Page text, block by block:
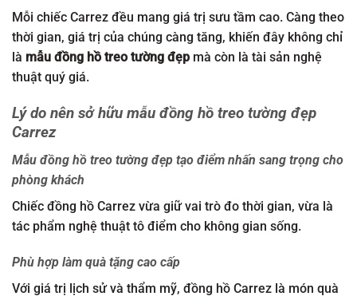
Mỗi chiếc Carrez đều mang giá trị sưu tầm cao. Càng theo
thời gian, giá trị của chúng càng tăng, khiến đây không chỉ
là mẫu đồng hồ treo tường đẹp mà còn là tài sản nghệ
thuật quý giá.
Lý do nên sở hữu mẫu đồng hồ treo tường đẹp
Carrez
Mẫu đồng hồ treo tường đẹp tạo điểm nhấn sang trọng cho
phòng khách
Chiếc đồng hồ Carrez vừa giữ vai trò đo thời gian, vừa là
tác phẩm nghệ thuật tô điểm cho không gian sống.
Phù hợp làm quà tặng cao cấp
Với giá trị lịch sử và thẩm mỹ, đồng hồ Carrez là món quà